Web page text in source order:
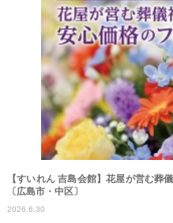
【すいれん 吉島会館】花屋が営む葬
〔広島市・中区〕
2026.6.30